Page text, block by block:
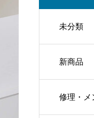
未分類
新商品
修理・メ